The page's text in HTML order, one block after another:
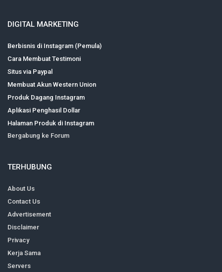
DIGITAL MARKETING
Berbisnis di Instagram (Pemula)
Cara Membuat Testimoni
Situs via Paypal
Membuat Akun Western Union
Produk Dagang Instagram
Aplikasi Penghasil Dollar
Halaman Produk di Instagram
Bergabung ke Forum
TERHUBUNG
About Us
Contact Us
Advertisement
Disclaimer
Privacy
Kerja Sama
Servers